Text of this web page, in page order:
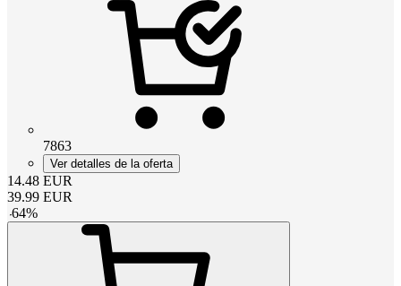
7863
Ver detalles de la oferta
14.48 EUR
39.99 EUR
-64%